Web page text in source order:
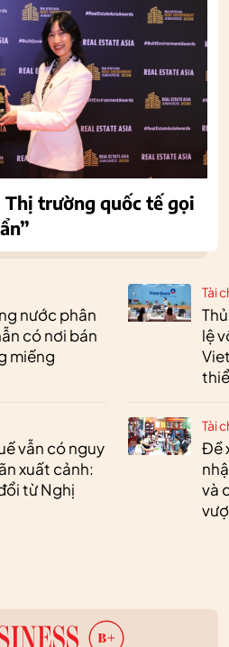
nước phân
có nơi bán
miếng
vẫn có nguy
xuất cảnh:
từ Nghị
Tài
lệ
Tài
Đề
và
Thị trường quốc tế gọi